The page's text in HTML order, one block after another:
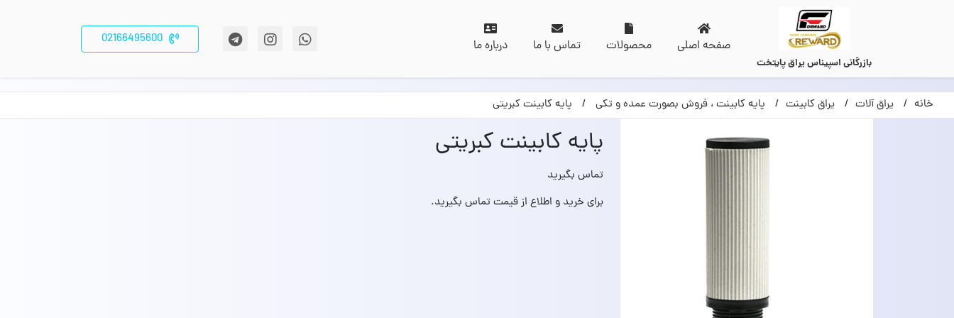
بازرگانی اسپیناس یراق پایتخت
صفحه اصلی محصولات تماس با ما درباره ما 02166495600
خانه یراق آلات یراق کابینت پایه کابینت ، فروش بصورت عمده و تکی پایه کابینت کبریتی
پایه کابینت کبریتی
تماس بگیرید
برای خرید و اطلاع از قیمت تماس بگیرید.